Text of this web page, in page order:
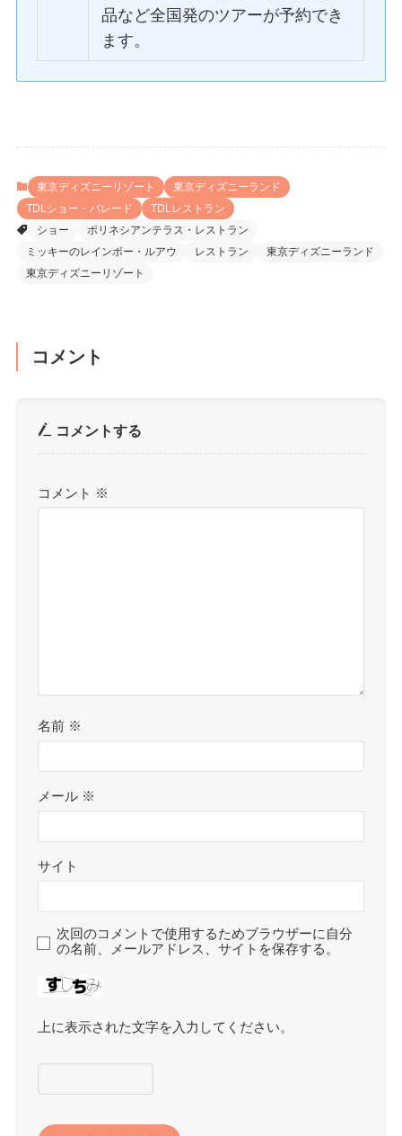
品など全国発のツアーが予約でき
ます。
東京ディズニーリゾート
東京ディズニーランド
TDLショー・パレード
TDLレストラン
ショー
ポリネシアンテラス・レストラン
ミッキーのレインボー・ルアウ
レストラン
東京ディズニーランド
東京ディズニーリゾート
コメント
コメントする
コメント ※
名前 ※
メール ※
サイト
次回のコメントで使用するためブラウザーに自分
の名前、メールアドレス、サイトを保存する。
上に表示された文字を入力してください。